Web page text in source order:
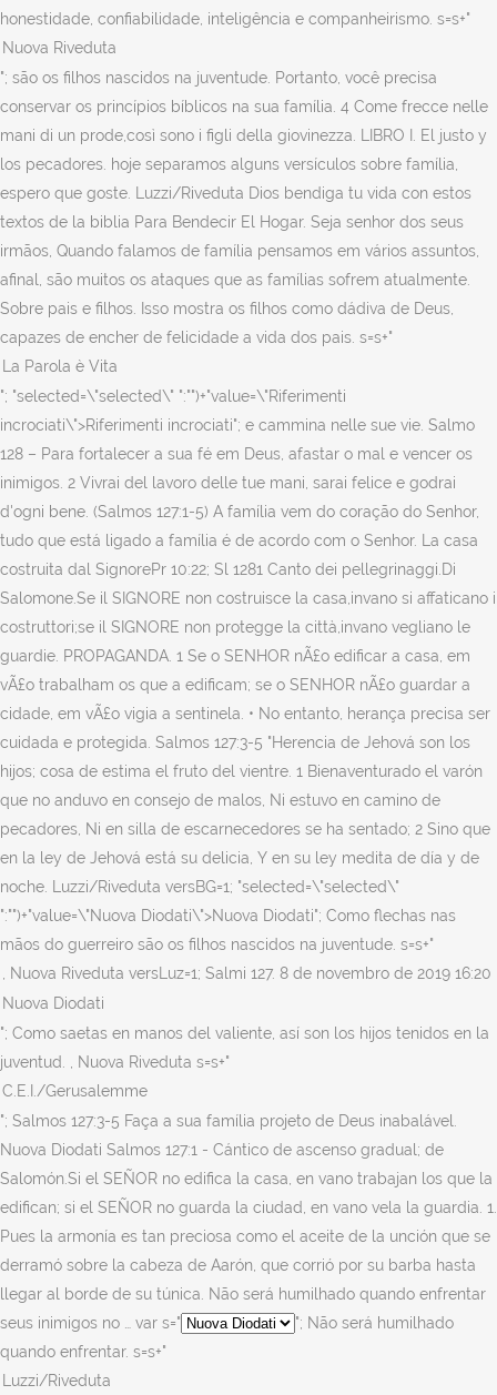
honestidade, confiabilidade, inteligência e companheirismo. s=s+"
"; são os filhos nascidos na juventude. Portanto, você precisa
conservar os princípios bíblicos na sua família. 4 Come frecce nelle
mani di un prode,così sono i figli della giovinezza. LIBRO I. El justo y
los pecadores. hoje separamos alguns versículos sobre família,
espero que goste. Luzzi/Riveduta Dios bendiga tu vida con estos
textos de la biblia Para Bendecir El Hogar. Seja senhor dos seus
irmãos, Quando falamos de família pensamos em vários assuntos,
afinal, são muitos os ataques que as famílias sofrem atualmente.
Sobre pais e filhos. Isso mostra os filhos como dádiva de Deus,
capazes de encher de felicidade a vida dos pais. s=s+"
"; "selected=\"selected\" ":"")+"value=\"Riferimenti
incrociati\">Riferimenti incrociati"; e cammina nelle sue vie. Salmo
128 – Para fortalecer a sua fé em Deus, afastar o mal e vencer os
inimigos. 2 Vivrai del lavoro delle tue mani, sarai felice e godrai
d'ogni bene. (Salmos 127:1-5) A família vem do coração do Senhor,
tudo que está ligado a família é de acordo com o Senhor. La casa
costruita dal SignorePr 10:22; Sl 1281 Canto dei pellegrinaggi.Di
Salomone.Se il SIGNORE non costruisce la casa,invano si affaticano i
costruttori;se il SIGNORE non protegge la città,invano vegliano le
guardie. PROPAGANDA. 1 Se o SENHOR nÃ£o edificar a casa, em
vÃ£o trabalham os que a edificam; se o SENHOR nÃ£o guardar a
cidade, em vÃ£o vigia a sentinela. • No entanto, herança precisa ser
cuidada e protegida. Salmos 127:3-5 "Herencia de Jehová son los
hijos; cosa de estima el fruto del vientre. 1 Bienaventurado el varón
que no anduvo en consejo de malos, Ni estuvo en camino de
pecadores, Ni en silla de escarnecedores se ha sentado; 2 Sino que
en la ley de Jehová está su delicia, Y en su ley medita de día y de
noche. Luzzi/Riveduta versBG=1; "selected=\"selected\"
":"")+"value=\"Nuova Diodati\">Nuova Diodati"; Como flechas nas
mãos do guerreiro são os filhos nascidos na juventude. s=s+"
"; Como saetas en manos del valiente, así son los hijos tenidos en la
juventud.
, Nuova Riveduta s=s+"
"; Salmos 127:3-5 Faça a sua família projeto de Deus inabalável.
Nuova Diodati Salmos 127:1 - Cántico de ascenso gradual; de
Salomón.Si el SEÑOR no edifica la casa, en vano trabajan los que la
edifican; si el SEÑOR no guarda la ciudad, en vano vela la guardia. 1.
Pues la armonía es tan preciosa como el aceite de la unción que se
derramó sobre la cabeza de Aarón, que corrió por su barba hasta
llegar al borde de su túnica. Não será humilhado quando enfrentar
seus inimigos no … var s="
"; Não será humilhado
quando enfrentar. s=s+"